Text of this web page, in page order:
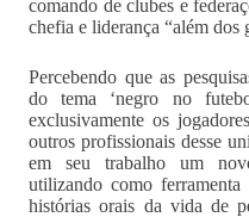
comando de clubes e
chefia e liderança “além dos
Percebendo que as
do tema ‘negro no
exclusivamente os
outros profissionais desse
em seu trabalho um
utilizando como
histórias orais da vida de